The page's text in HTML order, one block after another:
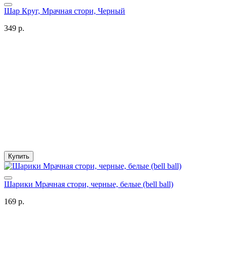
Шар Круг, Мрачная стори, Черный
349 р.
Купить
Шарики Мрачная стори, черные, белые (bell ball)
169 р.